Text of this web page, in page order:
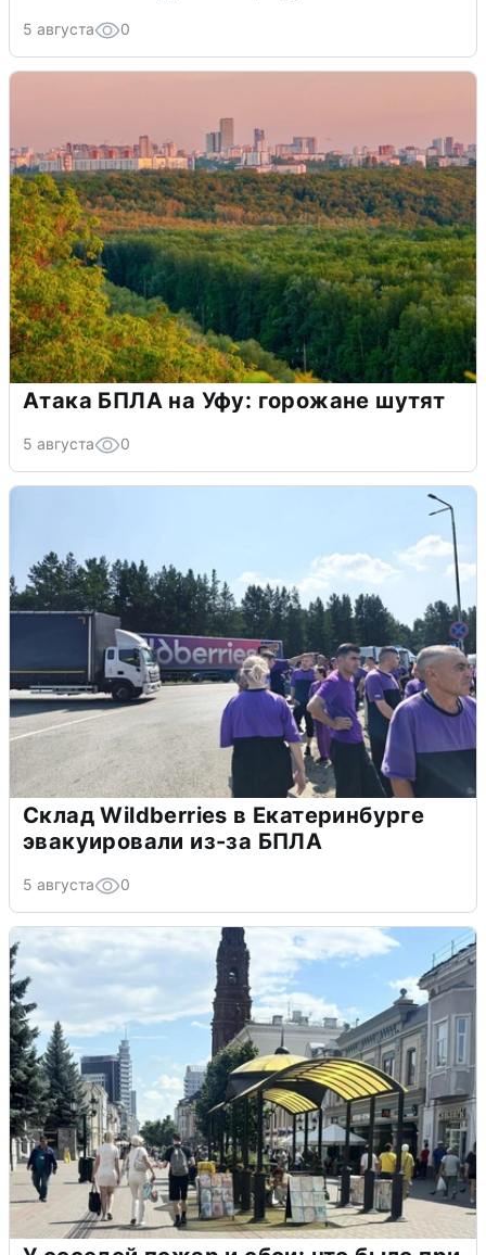
5 августа 0
Атака БПЛА на Уфу: горожане шутят
5 августа 0
Склад Wildberries в Екатеринбурге
эвакуировали из-за БПЛА
5 августа 0